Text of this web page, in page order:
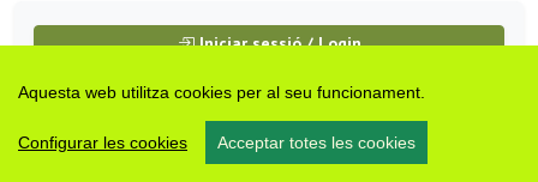
Aquesta web utilitza cookies per al seu funcionament.
Configurar les cookies Acceptar totes les cookies
Iniciar sessió / Login
Notícies + Llegides